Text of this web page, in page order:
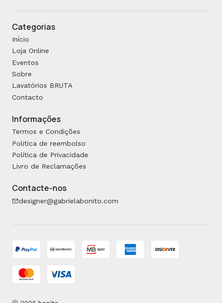
Categorias
Início
Loja Online
Eventos
Sobre
Lavatórios BRUTA
Contacto
Informações
Termos e Condições
Politica de reembolso
Política de Privacidade
Livro de Reclamações
Contacte-nos
designer@gabrielabonito.com